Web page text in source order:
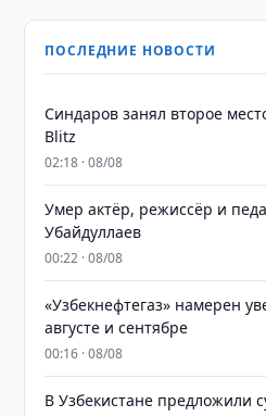
ПОСЛЕДНИЕ НОВОСТИ
Синдаров занял второе
Blitz
02:18 · 08/08
Умер актёр, режиссёр и
Убайдуллаев
00:22 · 08/08
«Узбекнефтегаз» намерен
августе и сентябре
00:16 · 08/08
В Узбекистане предложили